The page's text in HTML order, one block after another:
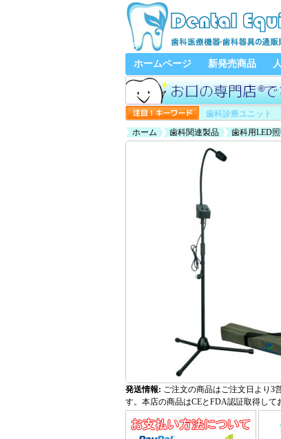
ホームページ 新発売商品
歯科診療ユニット
ホーム
歯科関連製品 歯科用LED
発送情報: ご注文の商品はご注文日より3
す。本店の商品はCEとFDA認証取得して